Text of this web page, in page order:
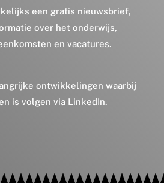
een gratis nieuwsbrief,
over het onderwijs,
en vacatures.
ontwikkelingen waarbij
is volgen via LinkedIn.